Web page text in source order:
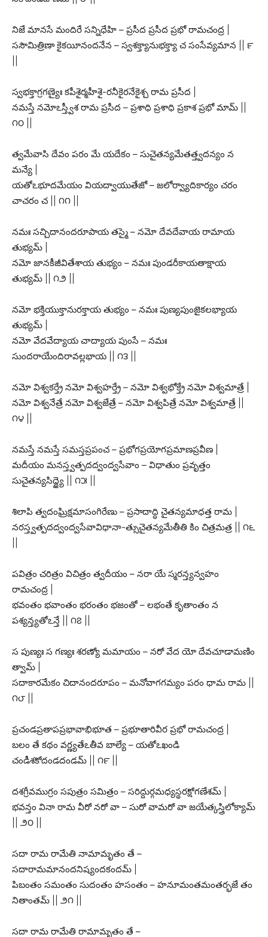
నిజే మానసే మందిరే సన్నిధేహి – ప్రసీద ప్రసీద ప్రభో రామచంద్ర |
ససౌమిత్రిణా కైకయీనందనేన – స్వశక్త్యానుభక్త్యా చ సంసేవ్యమాన || ౯
స్వభక్తాగ్రగణ్యైః కపీశైర్మహీశై-రనీకైరనేకైశ్చ రామ ప్రసీద |
నమస్తే నమోఽస్త్వీశ రామ ప్రసీద – ప్రశాధి ప్రశాధి ప్రకాశ ప్రభో మామ్ ||
౧౦ ||
త్వమేవాసి దేవం పరం మే యదేకం – సుచైతన్యమేతత్త్వదన్యం న
మన్యే |
యతోఽభూదమేయం వియద్వాయుతేజో – జలోర్వ్యాదికార్యం చరం
చాచరం చ || ౧౧ ||
నమః సచ్చిదానందరూపాయ తస్మై – నమో దేవదేవాయ రామాయ
తుభ్యమ్ |
నమో జానకీజీవితేశాయ తుభ్యం – నమః పుండరీకాయతాక్షాయ
తుభ్యమ్ || ౧౨ ||
నమో భక్తియుక్తానురక్తాయ తుభ్యం – నమః పుణ్యపుంజైకలభ్యాయ
తుభ్యమ్ |
నమో వేదవేద్యాయ చాద్యాయ పుంసే – నమః
సుందరాయేందిరావల్లభాయ || ౧౩ ||
నమో విశ్వకర్త్రే నమో విశ్వహర్త్రే – నమో విశ్వభోక్త్రే నమో విశ్వమాత్రే |
నమో విశ్వనేత్రే నమో విశ్వజేత్రే – నమో విశ్వపిత్రే నమో విశ్వమాత్రే ||
౧౪ ||
నమస్తే నమస్తే సమస్తప్రపంచ – ప్రభోగప్రయోగప్రమాణప్రవీణ |
మదీయం మనస్త్వత్పదద్వంద్వసేవాం – విధాతుం ప్రవృత్తం
సుచైతన్యసిద్ధ్యై || ౧౫ ||
శిలాపి త్వదంఘ్రిక్షమాసంగిరేణు – ప్రసాదాద్ధి చైతన్యమాధత్త రామ |
నరస్త్వత్పదద్వంద్వసేవావిధానా-త్సుచైతన్యమేతీతి కిం చిత్రమత్ర || ౧౬
పవిత్రం చరిత్రం విచిత్రం త్వదీయం – నరా యే స్మరన్త్యన్వహం
రామచంద్ర |
భవంతం భవాంతం భరంతం భజంతో – లభంతే కృతాంతం న
పశ్యన్త్యతోఽన్తే || ౧౭ ||
స పుణ్యః స గణ్యః శరణ్యో మమాయం – నరో వేద యో దేవచూడామణిం
త్వామ్ |
సదాకారమేకం చిదానందరూపం – మనోవాగగమ్యం పరం ధామ రామ ||
౧౮ ||
ప్రచండప్రతాపప్రభావాభిభూత – ప్రభూతారివీర ప్రభో రామచంద్ర |
బలం తే కథం వర్ణ్యతేఽతీవ బాల్యే – యతోఽఖండి
చండీశకోదండదండమ్ || ౧౯ ||
దశగ్రీవముగ్రం సపుత్రం సమిత్రం – సరిద్దుర్గమధ్యస్థరక్షోగణేశమ్ |
భవన్తం వినా రామ వీరో నరో వా – సురో వామరో వా జయేత్కస్త్రిలోక్యామ్
|| ౨౦ ||
సదా రామ రామేతి నామామృతం తే –
సదారామమానందనిష్యందకందమ్ |
పిబంతం సమంతం సుదంతం హసంతం – హనూమంతమంతర్భజే తం
నితాంతమ్ || ౨౧ ||
సదా రామ రామేతి రామామృతం తే –